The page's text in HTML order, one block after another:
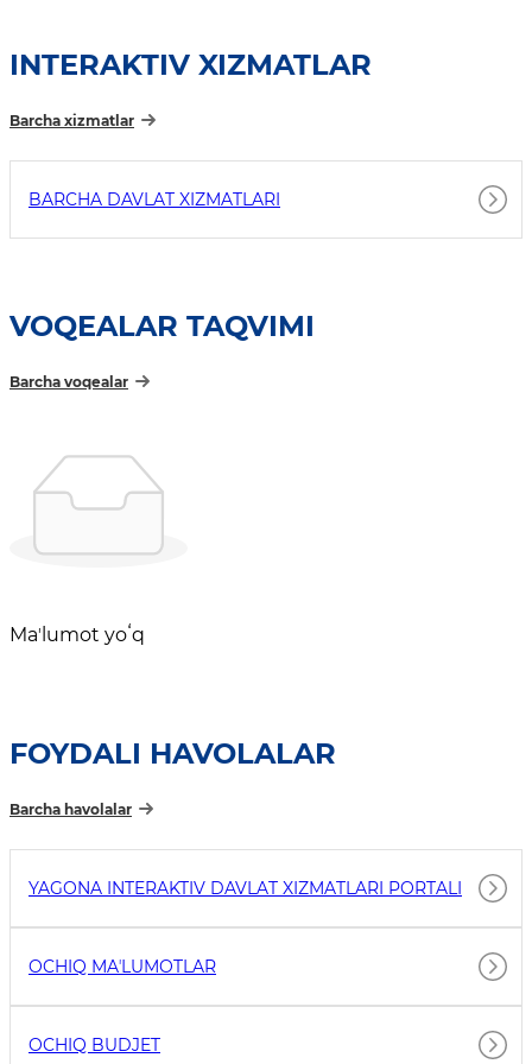
INTERAKTIV XIZMATLAR
Barcha xizmatlar
BARCHA DAVLAT XIZMATLARI
VOQEALAR TAQVIMI
Barcha voqealar
Maʼlumot yoʻq
FOYDALI HAVOLALAR
Barcha havolalar
YAGONA INTERAKTIV DAVLAT XIZMATLARI PORTALI
OCHIQ MAʼLUMOTLAR
OCHIQ BUDJET